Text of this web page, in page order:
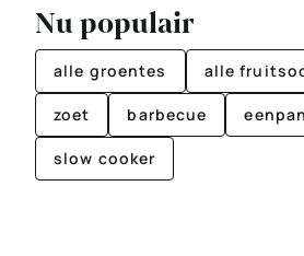
Nu populair
alle groentes alle
zoet barbecue
slow cooker